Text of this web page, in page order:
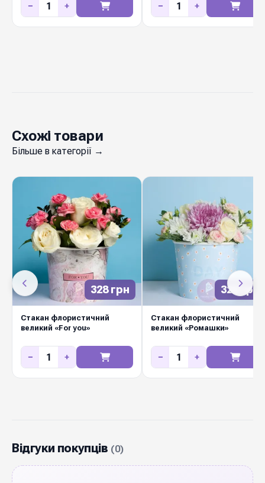
− + − +
Схожі товари
Більше в категорії →
328 грн
Стакан флористичний
великий «For you»
− +
328 грн
Стакан флористичний
великий «Ромашки»
− +
Відгуки покупців (0)